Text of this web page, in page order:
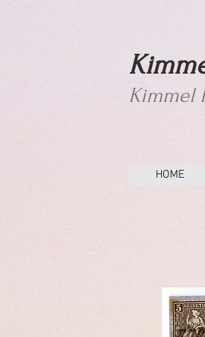
Kimmel
HOME